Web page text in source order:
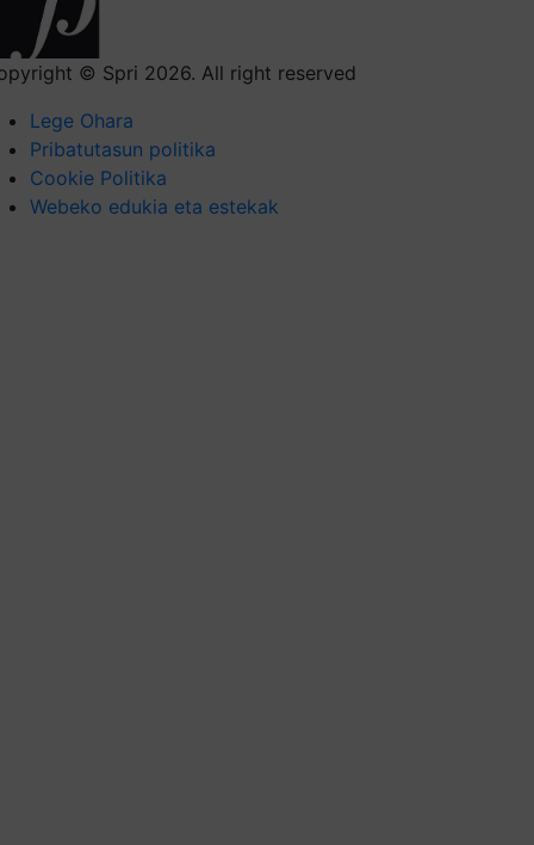
© Spri 2026. All right reserved
Lege Ohara
Pribatutasun politika
Cookie Politika
Webeko edukia eta estekak